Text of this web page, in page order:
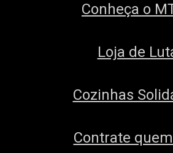
Conheça o
Loja de
Cozinhas
Contrate